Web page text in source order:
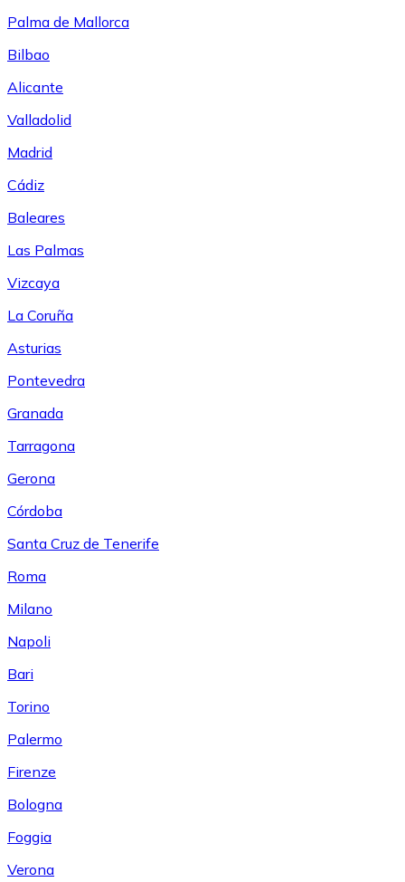
Palma de Mallorca
Bilbao
Alicante
Valladolid
Madrid
Cádiz
Baleares
Las Palmas
Vizcaya
La Coruña
Asturias
Pontevedra
Granada
Tarragona
Gerona
Córdoba
Santa Cruz de Tenerife
Roma
Milano
Napoli
Bari
Torino
Palermo
Firenze
Bologna
Foggia
Verona